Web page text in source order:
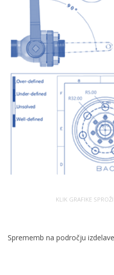
KLIK GRAFIKE
Sprememb na področju